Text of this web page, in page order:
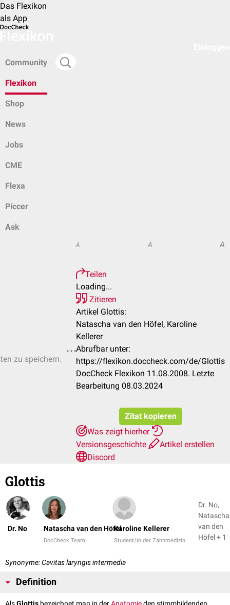
Das Flexikon
als App
Community
Flexikon
Shop
News
Jobs
CME
Flexa
Piccer
Ask
zu speichern.
A A A
Teilen
Loading...
Zitieren
Artikel Glottis:
Natascha van den Höfel, Karoline
Kellerer
Abrufbar unter:
https://flexikon.doccheck.com/de/Glottis
DocCheck Flexikon 11.08.2008. Letzte
Bearbeitung 08.03.2024
Zitat kopieren
Was zeigt hierher
Versionsgeschichte
Artikel erstellen
Discord
Glottis
Dr. No Natascha van den Höfel
DocCheck Team
Karoline Kellerer
Student/in der Zahnmedizin
Dr. No,
Natascha
van den
Höfel + 1
Synonyme: Cavitas laryngis intermedia
Definition